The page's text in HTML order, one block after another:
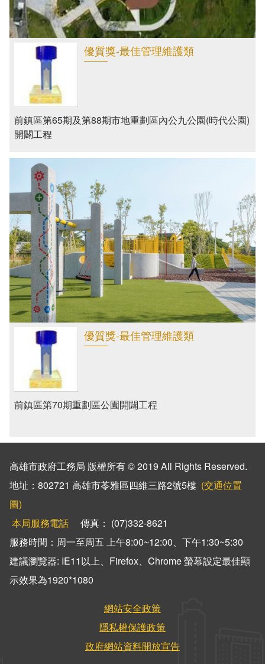
優質獎-最佳管理維護類
前鎮區第65期及第88期市地重劃區內公九公園(時代公園)
開闢工程
優質獎-最佳管理維護類
前鎮區第70期重劃區公園開闢工程
高雄市政府工務局 版權所有 © 2019 All Rights Reserved.
地址：802721 高雄市苓雅區四維三路2號5樓 (交通位置
圖)
本局服務電話
傳真： (07)332-8621
服務時間：周一至周五 上午8:00~12:00、下午1:30~5:30
建議瀏覽器: IE11以上、Firefox、Chrome 螢幕設定最佳顯
示效果為1920*1080
網站安全政策
隱私權保護政策
政府網站資料開放宣告